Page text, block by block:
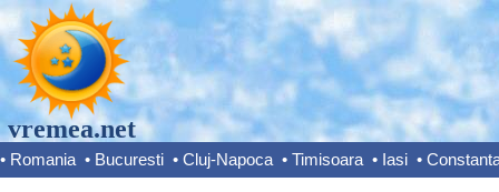
vremea.net
• Romania • Bucuresti • Cluj-Napoca • Timisoara • Iasi •